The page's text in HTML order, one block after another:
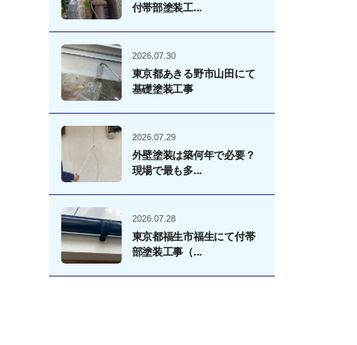
付帯部塗装工...
2026.07.30
東京都あきる野市山田にて
基礎塗装工事
2026.07.29
外壁塗装は築何年で必要？
現場で最も多...
2026.07.28
東京都福生市福生にて付帯
部塗装工事（...